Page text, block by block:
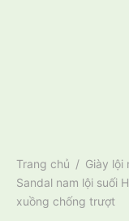
Trang chủ / Giày lội
Sandal nam lội suối
xuồng chống trượt